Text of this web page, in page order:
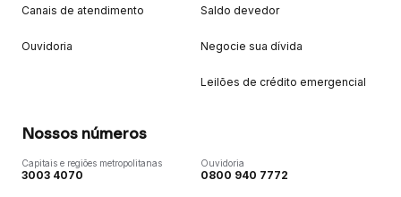
Canais de atendimento
Ouvidoria
Saldo devedor
Negocie sua dívida
Leilões de crédito emergencial
Nossos números
Capitais e regiões metropolitanas
3003 4070
Ouvidoria
0800 940 7772